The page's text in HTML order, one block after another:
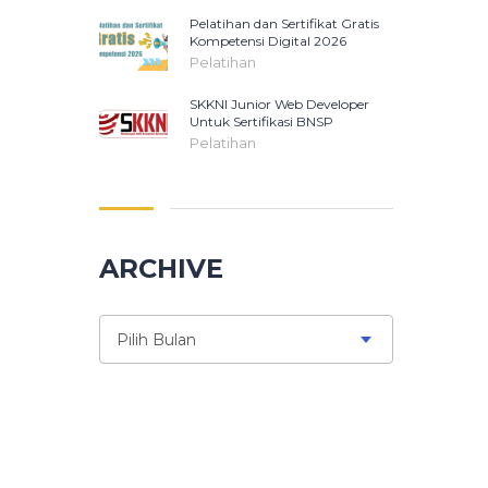
Pelatihan dan Sertifikat Gratis
Kompetensi Digital 2026
Pelatihan
SKKNI Junior Web Developer
Untuk Sertifikasi BNSP
Pelatihan
ARCHIVE
Pilih Bulan